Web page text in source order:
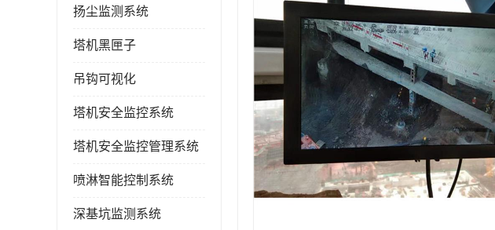
扬尘监测系统
塔机黑匣子
吊钩可视化
塔机安全监控系统
塔机安全监控管理系统
喷淋智能控制系统
深基坑监测系统